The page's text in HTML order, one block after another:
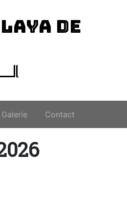
DE
Galerie Contact